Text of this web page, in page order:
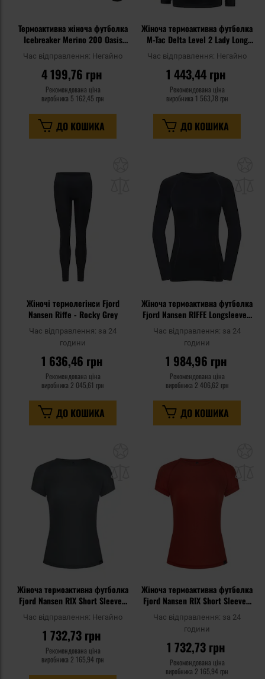
Термоактивна жіноча футболка
Icebreaker Merino 200 Oasis
Long Sleeve Crew - Black
Час відправлення: Негайно
4 199,76 грн
Рекомендована ціна
виробника 5 162,45 грн
ДО КОШИКА
Жіноча термоактивна футболка
M-Tac Delta Level 2 Lady Long
Sleeve - Black
Час відправлення: Негайно
1 443,44 грн
Рекомендована ціна
виробника 1 563,78 грн
ДО КОШИКА
списку
уподобань
Жіночі термолегінси Fjord
Nansen Riffe - Rocky Grey
Час відправлення: за 24
години
1 636,46 грн
Рекомендована ціна
виробника 2 045,61 грн
ДО КОШИКА
Жіноча термоактивна футболка
Fjord Nansen RIFFE Longsleeve -
Час відправлення: за 24
години
1 984,96 грн
Рекомендована ціна
виробника 2 406,62 грн
ДО КОШИКА
списку
уподобань
Жіноча термоактивна футболка
Fjord Nansen RIX Short Sleeve -
Час відправлення: Негайно
1 732,73 грн
Рекомендована ціна
виробника 2 165,94 грн
Жіноча термоактивна футболка
Fjord Nansen RIX Short Sleeve -
Час відправлення: за 24
години
1 732,73 грн
Рекомендована ціна
виробника 2 165,94 грн